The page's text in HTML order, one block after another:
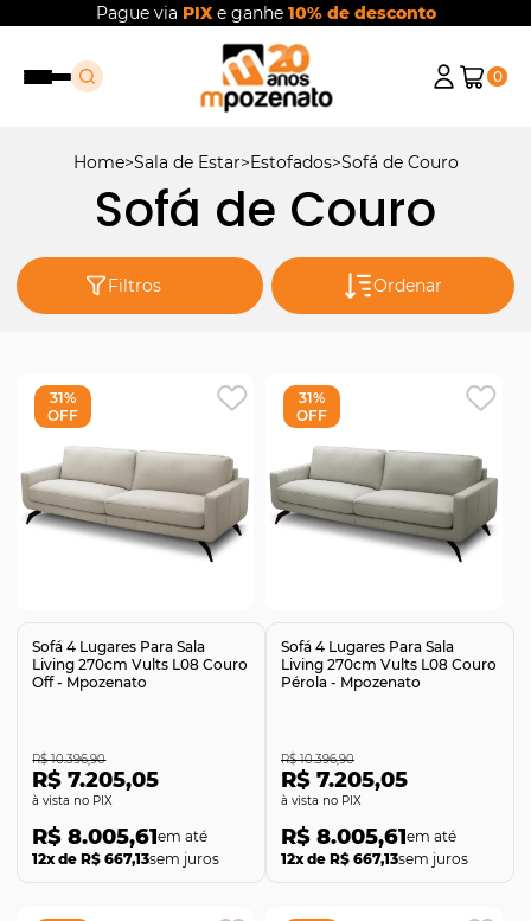
Pague via PIXe ganhe 10% de desconto
0
Filtros Ordenar
Home Sala de Estar Estofados Sofá de Couro
Sofá de Couro
31%
OFF
Sofá 4 Lugares Para Sala
Living 270cm Vults L08 Couro
Off - Mpozenato
R$ 7.205,05
no PIX
R$ 10.396,90
R$ 8.005,61
12x de R$ 667,13sem juros
31%
OFF
Sofá 4 Lugares Para Sala
Living 270cm Vults L08 Couro
Pérola - Mpozenato
R$ 7.205,05
no PIX
R$ 10.396,90
R$ 8.005,61
12x de R$ 667,13sem juros